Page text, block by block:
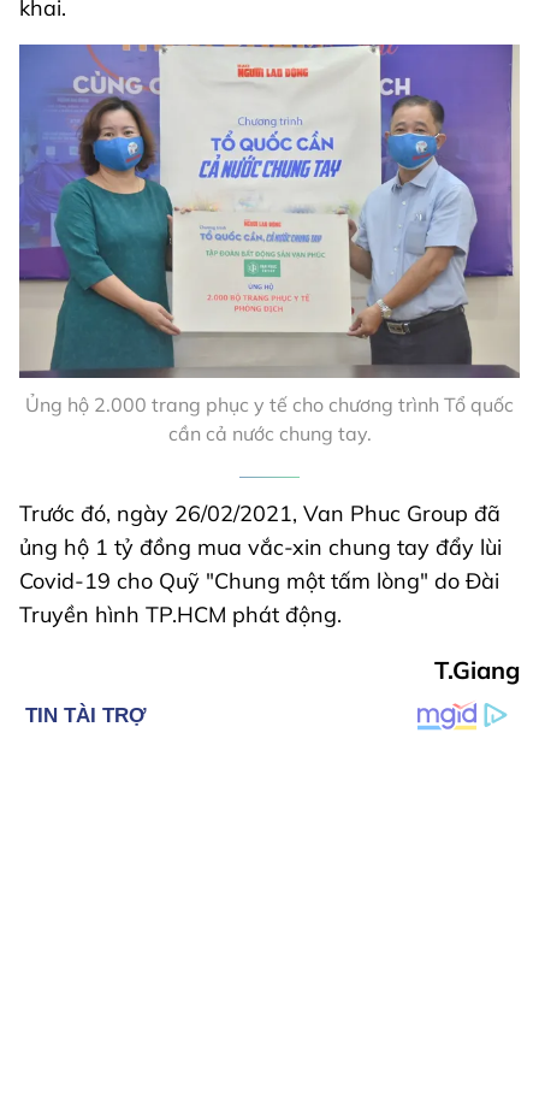
khai.
Ủng hộ 2.000 trang phục y tế cho chương trình Tổ quốc
cần cả nước chung tay.
Trước đó, ngày 26/02/2021, Van Phuc Group đã
ủng hộ 1 tỷ đồng mua vắc-xin chung tay đẩy lùi
Covid-19 cho Quỹ "Chung một tấm lòng" do Đài
Truyền hình TP.HCM phát động.
T.Giang